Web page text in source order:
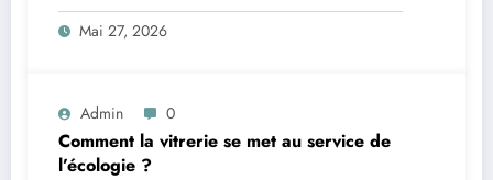
Mai 27, 2026
Admin 0
Comment la vitrerie se met au service de
l’écologie ?